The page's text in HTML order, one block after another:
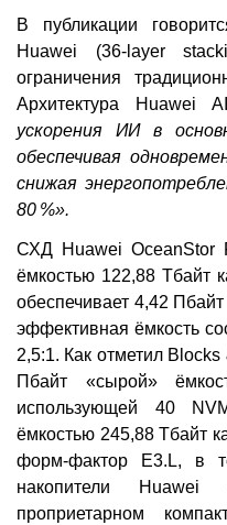
В публикации
Huawei (36-layer
ограничения
Архитектура Huawei
ускорения ИИ в
обеспечивая
снижая
80 %».
СХД Huawei OceanStor
ёмкостью 122,88 Тбайт
обеспечивает 4,42
эффективная ёмкость
2,5:1. Как отметил Blocks
Пбайт «сырой»
использующей 40
ёмкостью 245,88 Тбайт
форм-фактор E3.L, в
накопители
проприетарном